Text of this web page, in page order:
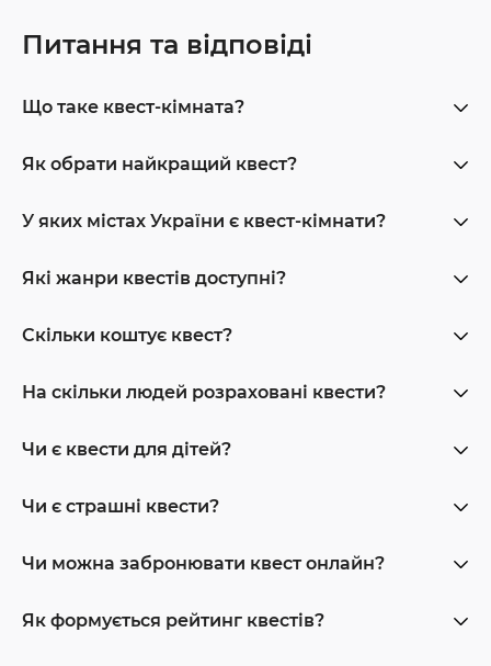
Питання та відповіді
Що таке квест-кімната?
Як обрати найкращий квест?
У яких містах України є квест-кімнати?
Які жанри квестів доступні?
Скільки коштує квест?
На скільки людей розраховані квести?
Чи є квести для дітей?
Чи є страшні квести?
Чи можна забронювати квест онлайн?
Як формується рейтинг квестів?